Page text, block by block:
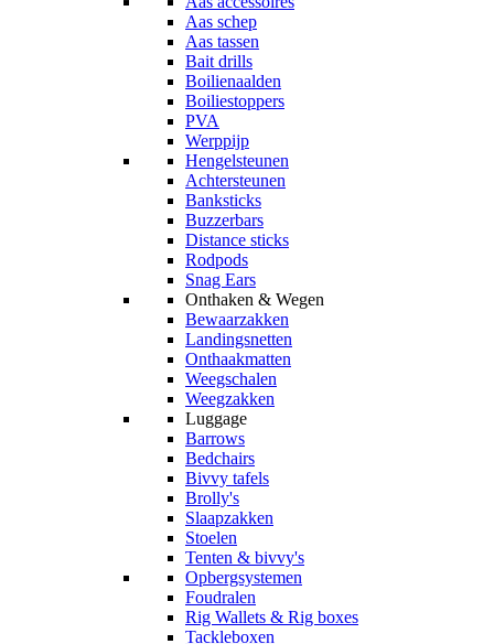
Aas schep
Aas tassen
Bait drills
Boilienaalden
Boiliestoppers
PVA
Werppijp
Hengelsteunen
Achtersteunen
Banksticks
Buzzerbars
Distance sticks
Rodpods
Snag Ears
Onthaken & Wegen
Bewaarzakken
Landingsnetten
Onthaakmatten
Weegschalen
Weegzakken
Luggage
Barrows
Bedchairs
Bivvy tafels
Brolly's
Slaapzakken
Stoelen
Tenten & bivvy's
Opbergsystemen
Foudralen
Rig Wallets & Rig boxes
Tackleboxen